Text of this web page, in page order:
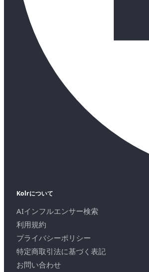
Kolrについて
AIインフルエンサー検索
利用規約
プライバシーポリシー
特定商取引法に基づく表記
お問い合わせ